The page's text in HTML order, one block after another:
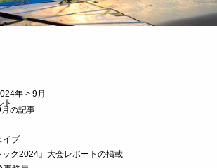
ト
年 >9月
の記事
イブ
ク2024』大会レポートの掲載